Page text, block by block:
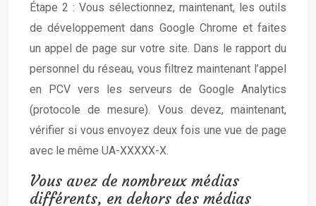
Étape 2 : Vous sélectionnez, maintenant, les outils
de développement dans Google Chrome et faites
un appel de page sur votre site. Dans le rapport du
personnel du réseau, vous filtrez maintenant l’appel
en PCV vers les serveurs de Google Analytics
(protocole de mesure). Vous devez, maintenant,
vérifier si vous envoyez deux fois une vue de page
avec le même UA-XXXXX-X.
Vous avez de nombreux médias
différents, en dehors des médias